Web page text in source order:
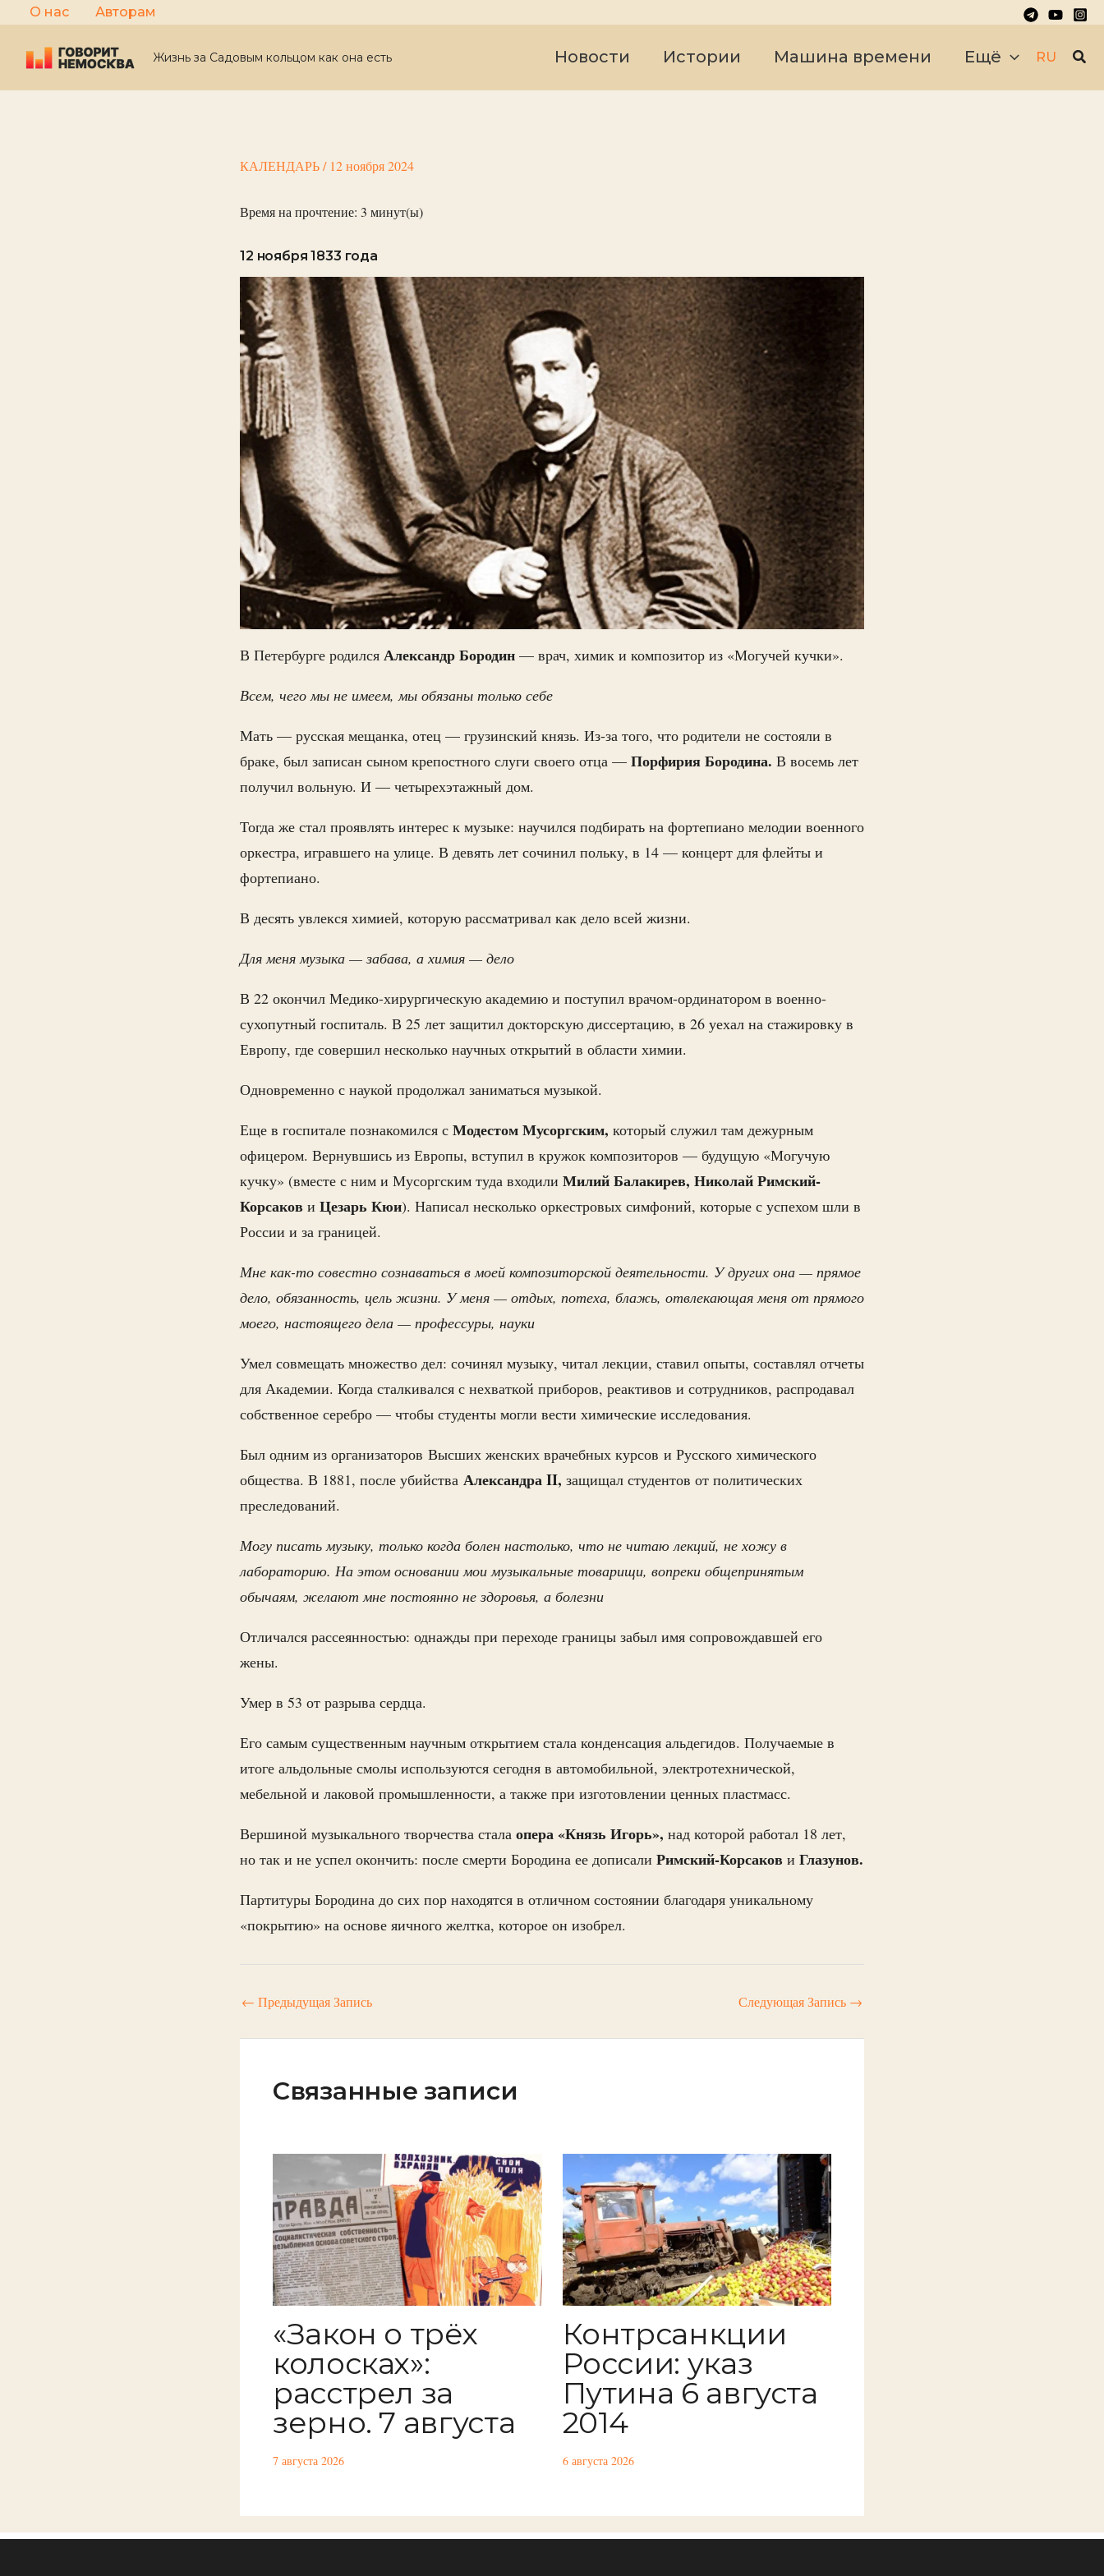
Перейти
к
содержимому
О нас Авторам
Жизнь за Садовым кольцом как она есть Новости Истории Машина времени Ещё RU
КАЛЕНДАРЬ/ 12 ноября 2024
Время на прочтение: 3 минут(ы)
12 ноября 1833 года
В Петербурге родился Александр Бородин — врач, химик и композитор из «Могучей кучки».
Всем, чего мы не имеем, мы обязаны только себе
Мать — русская мещанка, отец — грузинский князь. Из-за того, что родители не состояли в
браке, был записан сыном крепостного слуги своего отца — Порфирия Бородина. В восемь лет
получил вольную. И — четырехэтажный дом.
Тогда же стал проявлять интерес к музыке: научился подбирать на фортепиано мелодии военного
оркестра, игравшего на улице. В девять лет сочинил польку, в 14 — концерт для флейты и
фортепиано.
В десять увлекся химией, которую рассматривал как дело всей жизни.
Для меня музыка — забава, а химия — дело
В 22 окончил Медико-хирургическую академию и поступил врачом-ординатором в военно-
сухопутный госпиталь. В 25 лет защитил докторскую диссертацию, в 26 уехал на стажировку в
Европу, где совершил несколько научных открытий в области химии.
Одновременно с наукой продолжал заниматься музыкой.
Еще в госпитале познакомился с Модестом Мусоргским, который служил там дежурным
офицером. Вернувшись из Европы, вступил в кружок композиторов — будущую «Могучую
кучку» (вместе с ним и Мусоргским туда входили Милий Балакирев, Николай Римский-
Корсаков и Цезарь Кюи). Написал несколько оркестровых симфоний, которые с успехом шли в
России и за границей.
Мне как-то совестно сознаваться в моей композиторской деятельности. У других она — прямое
дело, обязанность, цель жизни. У меня — отдых, потеха, блажь, отвлекающая меня от прямого
моего, настоящего дела — профессуры, науки
Умел совмещать множество дел: сочинял музыку, читал лекции, ставил опыты, составлял отчеты
для Академии. Когда сталкивался с нехваткой приборов, реактивов и сотрудников, распродавал
собственное серебро — чтобы студенты могли вести химические исследования.
Был одним из организаторов Высших женских врачебных курсов и Русского химического
общества. В 1881, после убийства Александра II, защищал студентов от политических
преследований.
Могу писать музыку, только когда болен настолько, что не читаю лекций, не хожу в
лабораторию. На этом основании мои музыкальные товарищи, вопреки общепринятым
обычаям, желают мне постоянно не здоровья, а болезни
Отличался рассеянностью: однажды при переходе границы забыл имя сопровождавшей его
жены.
Умер в 53 от разрыва сердца.
Его самым существенным научным открытием стала конденсация альдегидов. Получаемые в
итоге альдольные смолы используются сегодня в автомобильной, электротехнической,
мебельной и лаковой промышленности, а также при изготовлении ценных пластмасс.
Вершиной музыкального творчества стала опера «Князь Игорь», над которой работал 18 лет,
но так и не успел окончить: после смерти Бородина ее дописали Римский-Корсаков и Глазунов.
Партитуры Бородина до сих пор находятся в отличном состоянии благодаря уникальному
«покрытию» на основе яичного желтка, которое он изобрел.
← Предыдущая Запись Следующая Запись →
Связанные записи
«Закон о трёх
колосках»:
расстрел за
зерно. 7 августа
7 августа 2026
Контрсанкции
России: указ
Путина 6 августа
2014
6 августа 2026